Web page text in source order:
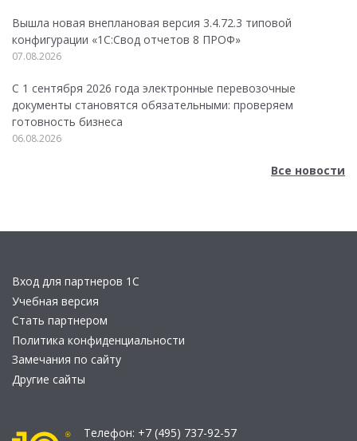
Вышла новая внеплановая версия 3.4.72.3 типовой
конфигурации «1C:Свод отчетов 8 ПРОФ»
07.08.2026
С 1 сентября 2026 года электронные перевозочные
документы становятся обязательными: проверяем
готовность бизнеса
06.08.2026
Все новости
Вход для партнеров 1С
Учебная версия
Стать партнером
Политика конфиденциальности
Замечания по сайту
Другие сайты
Телефон: +7 (495) 737-92-57